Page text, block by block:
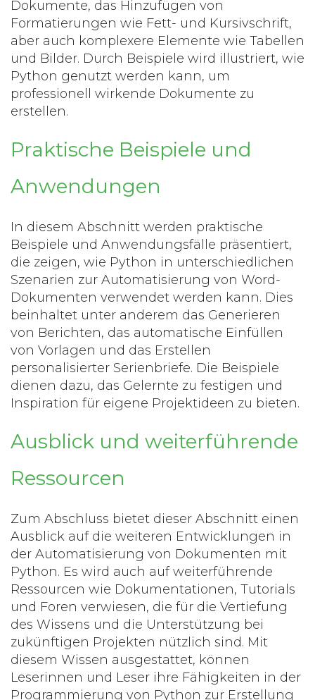
Dokumente, das Hinzufügen von
Formatierungen wie Fett- und Kursivschrift,
aber auch komplexere Elemente wie Tabellen
und Bilder. Durch Beispiele wird illustriert, wie
Python genutzt werden kann, um
professionell wirkende Dokumente zu
erstellen.
Praktische Beispiele und
Anwendungen
In diesem Abschnitt werden praktische
Beispiele und Anwendungsfälle präsentiert,
die zeigen, wie Python in unterschiedlichen
Szenarien zur Automatisierung von Word-
Dokumenten verwendet werden kann. Dies
beinhaltet unter anderem das Generieren
von Berichten, das automatische Einfüllen
von Vorlagen und das Erstellen
personalisierter Serienbriefe. Die Beispiele
dienen dazu, das Gelernte zu festigen und
Inspiration für eigene Projektideen zu bieten.
Ausblick und weiterführende
Ressourcen
Zum Abschluss bietet dieser Abschnitt einen
Ausblick auf die weiteren Entwicklungen in
der Automatisierung von Dokumenten mit
Python. Es wird auch auf weiterführende
Ressourcen wie Dokumentationen, Tutorials
und Foren verwiesen, die für die Vertiefung
des Wissens und die Unterstützung bei
zukünftigen Projekten nützlich sind. Mit
diesem Wissen ausgestattet, können
Leserinnen und Leser ihre Fähigkeiten in der
Programmierung von Python zur Erstellung